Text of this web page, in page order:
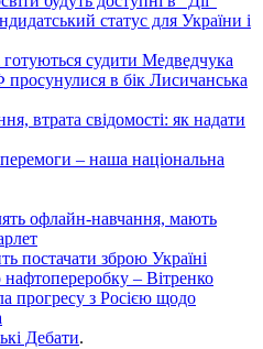
статус для України і
судити Медведчука
в бік Лисичанська
втрата свідомості: як надати
– наша національна
офлайн-навчання, мають
постачати зброю Україні
– Вітренко
прогресу з Росією щодо
Дебати.